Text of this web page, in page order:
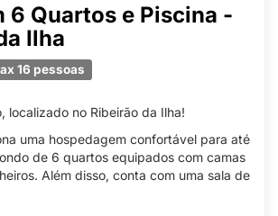
6 Quartos e Piscina -
Ilha
16 pessoas
localizado no Ribeirão da Ilha!
uma hospedagem confortável para até
de 6 quartos equipados com camas
Além disso, conta com uma sala de